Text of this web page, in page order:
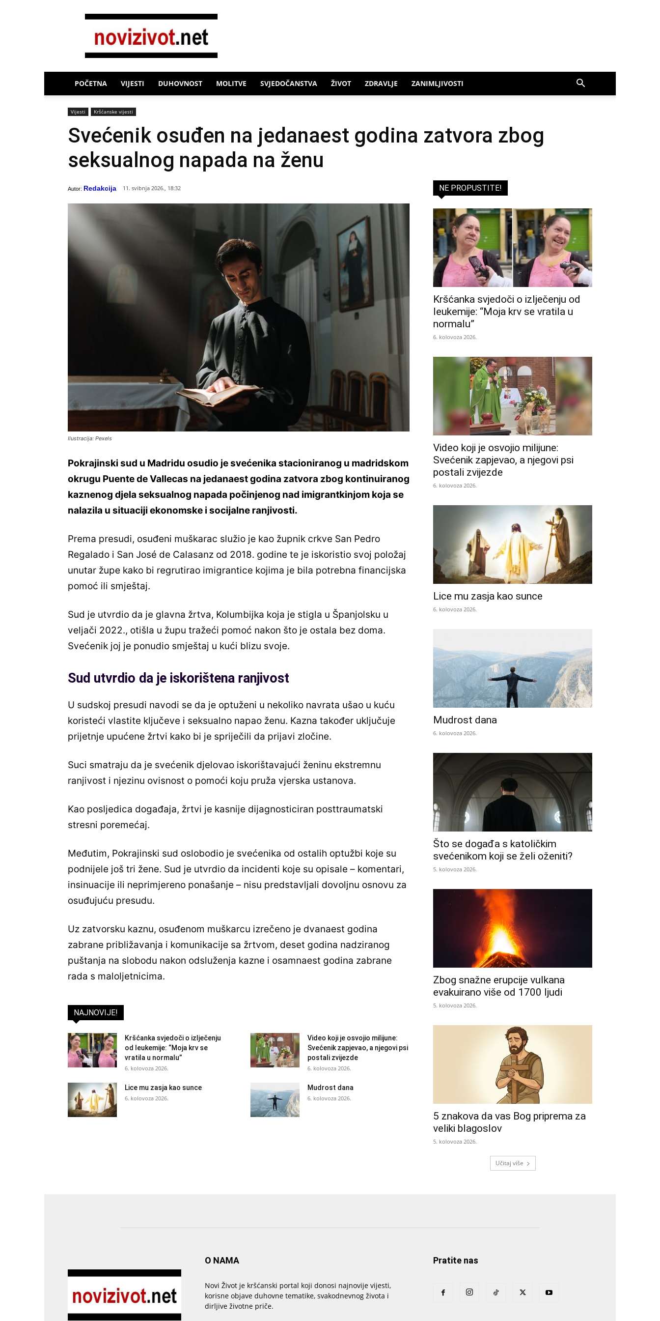
Novi
POČETNA VIJESTI DUHOVNOST MOLITVE SVJEDOČANSTVA ŽIVOT ZDRAVLJE ZANIMLJIVOSTI
Vijesti Kršćanske vijesti
Svećenik osuđen na jedanaest godina zatvora zbog
seksualnog napada na ženu
Autor: Redakcija 11. svibnja 2026., 18:32
Ilustracija: Pexels
Pokrajinski sud u Madridu osudio je svećenika stacioniranog u madridskom
okrugu Puente de Vallecas na jedanaest godina zatvora zbog kontinuiranog
kaznenog djela seksualnog napada počinjenog nad imigrantkinjom koja se
nalazila u situaciji ekonomske i socijalne ranjivosti.
Prema presudi, osuđeni muškarac služio je kao župnik crkve San Pedro
Regalado i San José de Calasanz od 2018. godine te je iskoristio svoj položaj
unutar župe kako bi regrutirao imigrantice kojima je bila potrebna financijska
pomoć ili smještaj.
Sud je utvrdio da je glavna žrtva, Kolumbijka koja je stigla u Španjolsku u
veljači 2022., otišla u župu tražeći pomoć nakon što je ostala bez doma.
Svećenik joj je ponudio smještaj u kući blizu svoje.
Sud utvrdio da je iskorištena ranjivost
U sudskoj presudi navodi se da je optuženi u nekoliko navrata ušao u kuću
koristeći vlastite ključeve i seksualno napao ženu. Kazna također uključuje
prijetnje upućene žrtvi kako bi je spriječili da prijavi zločine.
Suci smatraju da je svećenik djelovao iskorištavajući ženinu ekstremnu
ranjivost i njezinu ovisnost o pomoći koju pruža vjerska ustanova.
Kao posljedica događaja, žrtvi je kasnije dijagnosticiran posttraumatski
stresni poremećaj.
Međutim, Pokrajinski sud oslobodio je svećenika od ostalih optužbi koje su
podnijele još tri žene. Sud je utvrdio da incidenti koje su opisale – komentari,
insinuacije ili neprimjereno ponašanje – nisu predstavljali dovoljnu osnovu za
osuđujuću presudu.
Uz zatvorsku kaznu, osuđenom muškarcu izrečeno je dvanaest godina
zabrane približavanja i komunikacije sa žrtvom, deset godina nadziranog
puštanja na slobodu nakon odsluženja kazne i osamnaest godina zabrane
rada s maloljetnicima.
NAJNOVIJE!
Kršćanka svjedoči o izlječenju
od leukemije: “Moja krv se
vratila u normalu”
6. kolovoza 2026.
Video koji je osvojio milijune:
Svećenik zapjevao, a njegovi psi
postali zvijezde
6. kolovoza 2026.
Lice mu zasja kao sunce
6. kolovoza 2026.
Mudrost dana
6. kolovoza 2026.
NE PROPUSTITE!
Kršćanka svjedoči o izlječenju od
leukemije: “Moja krv se vratila u
normalu”
6. kolovoza 2026.
Video koji je osvojio milijune:
Svećenik zapjevao, a njegovi psi
postali zvijezde
6. kolovoza 2026.
Lice mu zasja kao sunce
6. kolovoza 2026.
Mudrost dana
6. kolovoza 2026.
Što se događa s katoličkim
svećenikom koji se želi oženiti?
5. kolovoza 2026.
Zbog snažne erupcije vulkana
evakuirano više od 1700 ljudi
5. kolovoza 2026.
5 znakova da vas Bog priprema za
veliki blagoslov
5. kolovoza 2026.
Učitaj više
O NAMA
Novi Život je kršćanski portal koji donosi najnovije vijesti,
korisne objave duhovne tematike, svakodnevnog života i
dirljive životne priče.
Pratite nas